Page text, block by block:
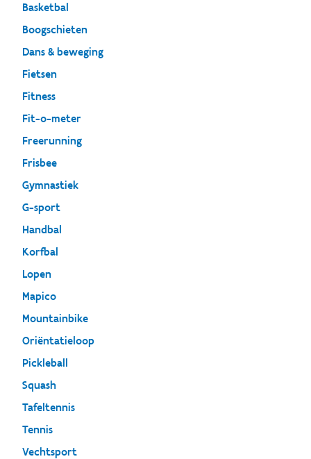
Basketbal
Boogschieten
Dans & beweging
Fietsen
Fitness
Fit-o-meter
Freerunning
Frisbee
Gymnastiek
G-sport
Handbal
Korfbal
Lopen
Mapico
Mountainbike
Oriëntatieloop
Pickleball
Squash
Tafeltennis
Tennis
Vechtsport